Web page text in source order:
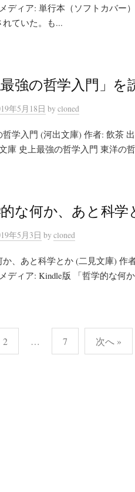
メディア: 単行本（ソフトカバ
ていた。も...
最強の哲学入門」を
年5月18日 by cloned
哲学入門 (河出文庫) 作者: 飲茶
庫 史上最強の哲学入門 東洋の
的な何か、あと科
年5月3日 by cloned
、あと科学とか (二見文庫) 作
メディア: Kindle版 「哲学的な何
2 … 7 次へ »